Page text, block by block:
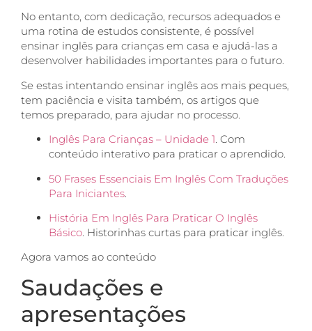
No entanto, com dedicação, recursos adequados e
uma rotina de estudos consistente, é possível
ensinar inglês para crianças em casa e ajudá-las a
desenvolver habilidades importantes para o futuro.
Se estas intentando ensinar inglês aos mais peques,
tem paciência e visita também, os artigos que
temos preparado, para ajudar no processo.
Inglês Para Crianças – Unidade 1. Com
conteúdo interativo para praticar o aprendido.
50 Frases Essenciais Em Inglês Com Traduções
Para Iniciantes
História Em Inglês Para Praticar O Inglês
Básico. Historinhas curtas para praticar inglês.
Agora vamos ao conteúdo
Saudações e
apresentações